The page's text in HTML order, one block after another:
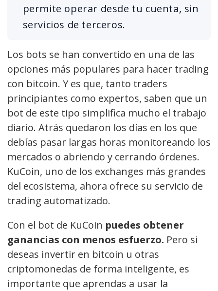
permite operar desde tu cuenta, sin
servicios de terceros.
Los bots se han convertido en una de las
opciones más populares para hacer trading
con bitcoin. Y es que, tanto traders
principiantes como expertos, saben que un
bot de este tipo simplifica mucho el trabajo
diario. Atrás quedaron los días en los que
debías pasar largas horas monitoreando los
mercados o abriendo y cerrando órdenes.
KuCoin, uno de los exchanges más grandes
del ecosistema, ahora ofrece su servicio de
trading automatizado.
Con el bot de KuCoin puedes obtener
ganancias con menos esfuerzo. Pero si
deseas invertir en bitcoin u otras
criptomonedas de forma inteligente, es
importante que aprendas a usar la